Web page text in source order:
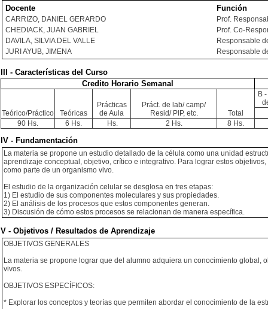
Docente
Función
CARRIZO, DANIEL GERARDO
Prof.
CHEDIACK, JUAN GABRIEL
Prof. Co-
DAVILA, SILVIA DEL VALLE
Responsable
JURI AYUB, JIMENA
Responsable
III - Características del Curso
Credito Horario Semanal
Teórico/Práctico Teóricas
Prácticas
de Aula
Práct. de lab/ camp/
Resid/ PIP, etc.
Total
B
90 Hs. 6 Hs. Hs. 2 Hs. 8 Hs.
IV - Fundamentación
La materia se propone un estudio detallado de la célula como una unidad
aprendizaje conceptual, objetivo, crítico e integrativo. Para lograr estos
como parte de un organismo vivo.
El estudio de la organización celular se desglosa en tres etapas:
1) El estudio de sus componentes moleculares y sus propiedades.
2) El análisis de los procesos que estos componentes generan.
3) Discusión de cómo estos procesos se relacionan de manera específica.
V - Objetivos / Resultados de Aprendizaje
OBJETIVOS GENERALES
La materia se propone lograr que del alumno adquiera un conocimiento
vivos.
OBJETIVOS ESPECÍFICOS:
* Explorar los conceptos y teorías que permiten abordar el conocimiento de la